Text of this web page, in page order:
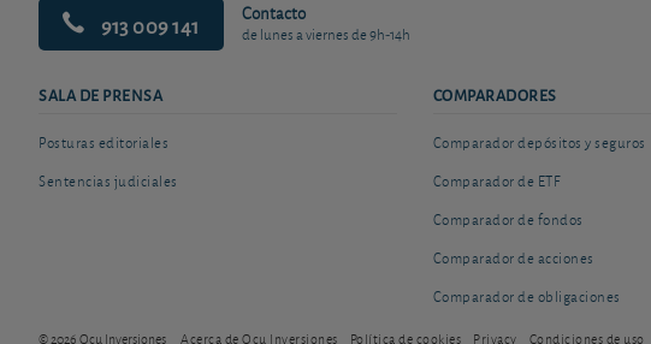
913 009 141 Contacto
de lunes a viernes de 9h-14h
SALA DE PRENSA
Posturas editoriales
Sentencias judiciales
COMPARADORES
Comparador depósitos y seguros
Comparador de ETF
Comparador de fondos
Comparador de acciones
Comparador de obligaciones
© 2026 Ocu Inversiones Acerca de Ocu Inversiones Política de cookies Privacy Condiciones de uso